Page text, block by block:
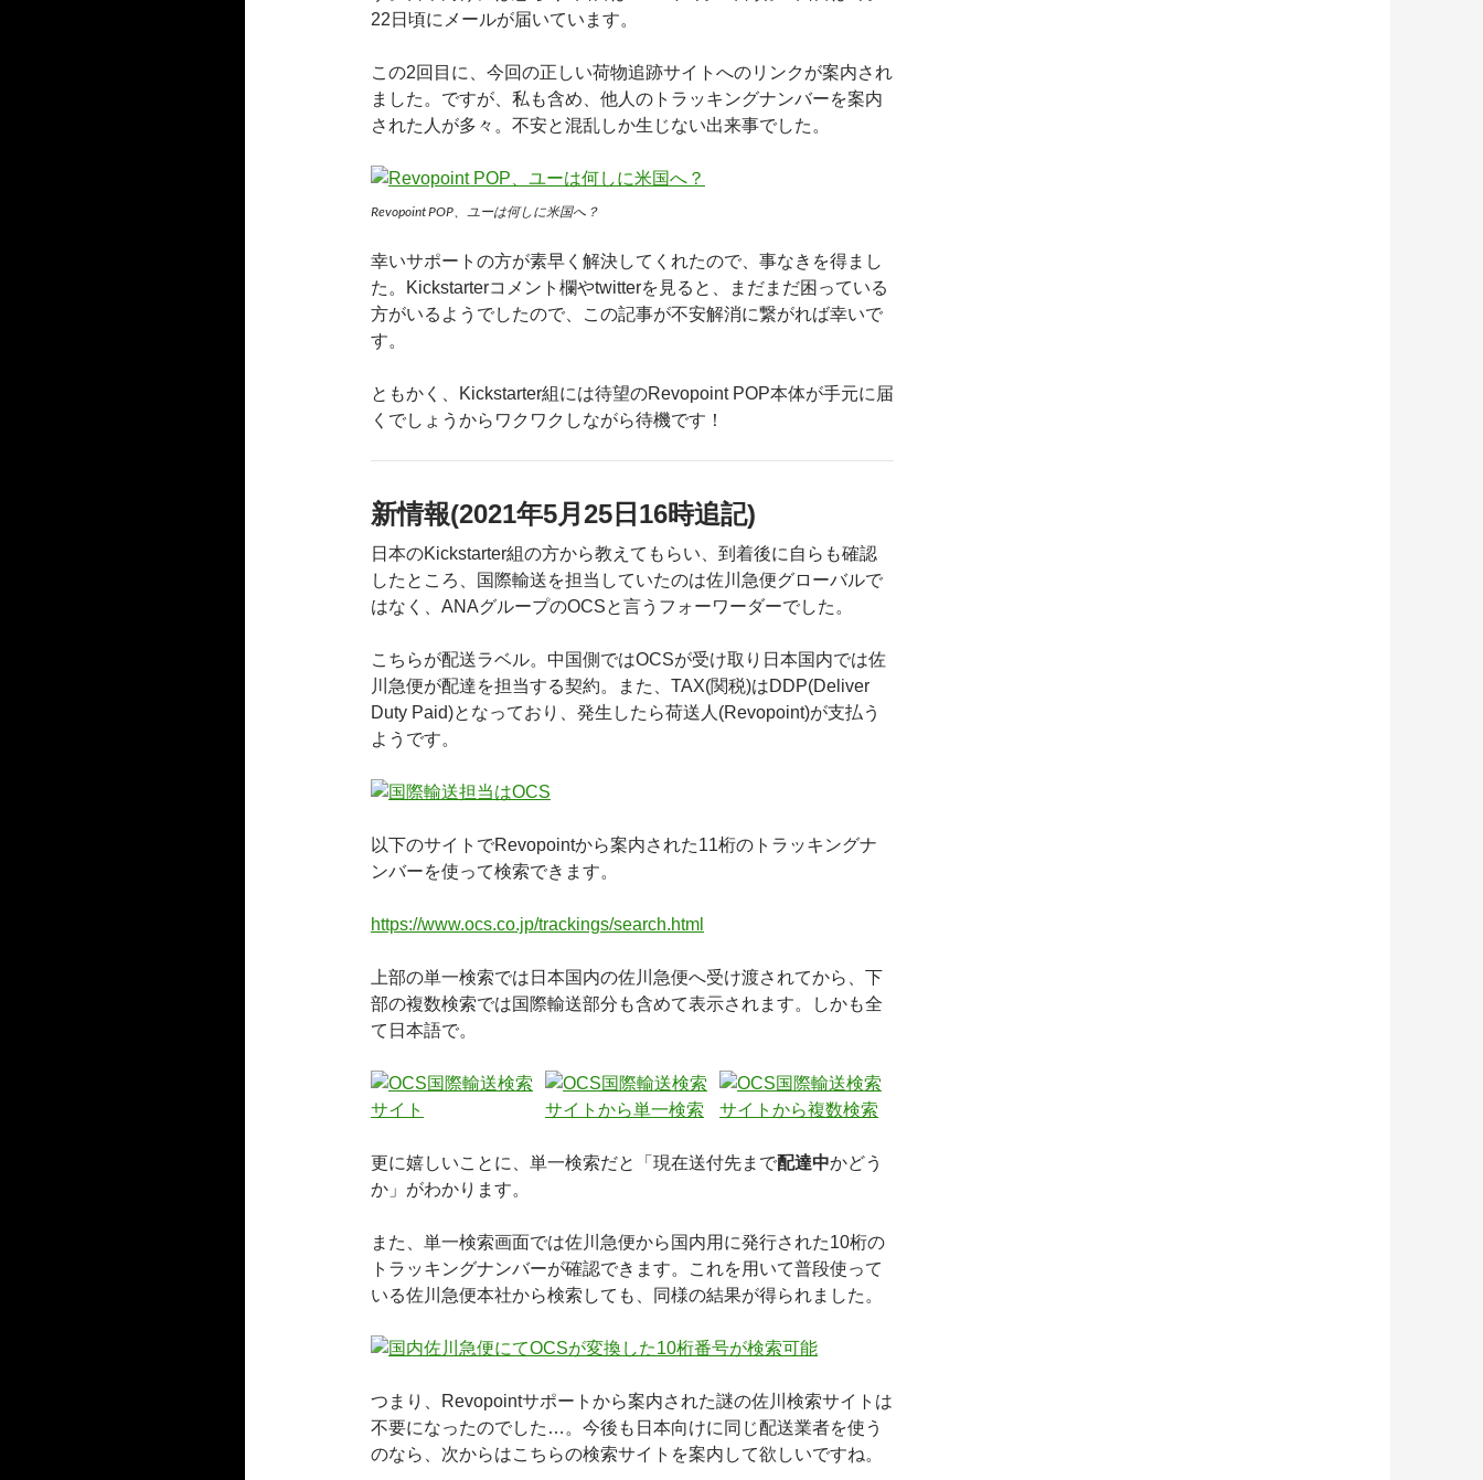
22日頃にメールが届いています。
この2回目に、今回の正しい荷物追跡サイトへのリンクが案内され
ました。ですが、私も含め、他人のトラッキングナンバーを案内
された人が多々。不安と混乱しか生じない出来事でした。
Revopoint POP、ユーは何しに米国へ？
幸いサポートの方が素早く解決してくれたので、事なきを得まし
た。Kickstarterコメント欄やtwitterを見ると、まだまだ困っている
方がいるようでしたので、この記事が不安解消に繋がれば幸いで
す。
ともかく、Kickstarter組には待望のRevopoint POP本体が手元に届
くでしょうからワクワクしながら待機です！
新情報(2021年5月25日16時追記)
日本のKickstarter組の方から教えてもらい、到着後に自らも確認
したところ、国際輸送を担当していたのは佐川急便グローバルで
はなく、ANAグループのOCSと言うフォーワーダーでした。
こちらが配送ラベル。中国側ではOCSが受け取り日本国内では佐
川急便が配達を担当する契約。また、TAX(関税)はDDP(Deliver
Duty Paid)となっており、発生したら荷送人(Revopoint)が支払う
ようです。
以下のサイトでRevopointから案内された11桁のトラッキングナ
ンバーを使って検索できます。
https://www.ocs.co.jp/trackings/search.html
上部の単一検索では日本国内の佐川急便へ受け渡されてから、下
部の複数検索では国際輸送部分も含めて表示されます。しかも全
て日本語で。
更に嬉しいことに、単一検索だと「現在送付先まで配達中かどう
か」がわかります。
また、単一検索画面では佐川急便から国内用に発行された10桁の
トラッキングナンバーが確認できます。これを用いて普段使って
いる佐川急便本社から検索しても、同様の結果が得られました。
つまり、Revopointサポートから案内された謎の佐川検索サイトは
不要になったのでした…。今後も日本向けに同じ配送業者を使う
のなら、次からはこちらの検索サイトを案内して欲しいですね。